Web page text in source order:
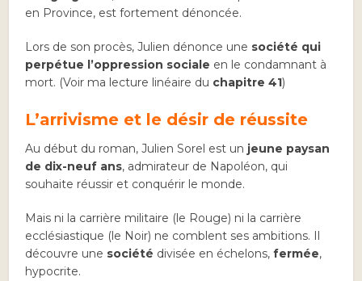
en Province, est fortement dénoncée.
Lors de son procès, Julien dénonce une société qui
perpétue l’oppression sociale en le condamnant à
mort. (Voir ma lecture linéaire du chapitre 41)
L’arrivisme et le désir de réussite
Au début du roman, Julien Sorel est un jeune paysan
de dix-neuf ans, admirateur de Napoléon, qui
souhaite réussir et conquérir le monde.
Mais ni la carrière militaire (le Rouge) ni la carrière
ecclésiastique (le Noir) ne comblent ses ambitions. Il
découvre une société divisée en échelons,fermée,
hypocrite.